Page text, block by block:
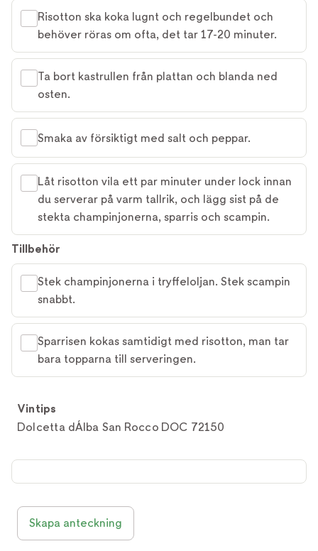
Risotton ska koka lugnt och regelbundet och
behöver röras om ofta, det tar 17-20 minuter.
Ta bort kastrullen från plattan och blanda ned
osten.
Smaka av försiktigt med salt och peppar.
Låt risotton vila ett par minuter under lock innan
du serverar på varm tallrik, och lägg sist på de
stekta champinjonerna, sparris och scampin.
Tillbehör
Stek champinjonerna i tryffeloljan. Stek scampin
snabbt.
Sparrisen kokas samtidigt med risotton, man tar
bara topparna till serveringen.
Vintips
Dolcetta dÁlba San Rocco DOC 72150
Skapa anteckning